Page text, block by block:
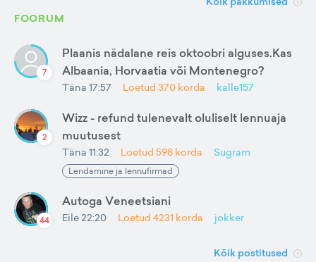
FOORUM
7
Plaanis nädalane reis oktoobri alguses.Kas
Albaania, Horvaatia või Montenegro?
Täna 17:57 Loetud 370 korda kalle157
2
Wizz - refund tulenevalt oluliselt lennuaja
muutusest
Täna 11:32 Loetud 598 korda Sugram
Lendamine ja lennufirmad
44
Autoga Veneetsiani
Eile 22:20 Loetud 4231 korda jokker
Kõik postitused